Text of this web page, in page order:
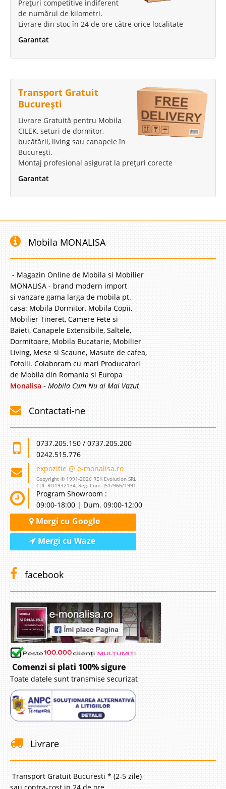
Prețuri competitive indiferent
de numărul de kilometri.
Livrare din stoc în 24 de ore către orice localitate
Garantat
Transport Gratuit
București
Livrare Gratuită pentru Mobila
CILEK, seturi de dormitor,
bucătării, living sau canapele în
București.
Montaj profesional asigurat la prețuri corecte
Garantat
Mobila MONALISA
- Magazin Online de Mobila si Mobilier
MONALISA - brand modern import
si vanzare gama larga de mobila pt.
casa: Mobila Dormitor, Mobila Copii,
Mobilier Tineret, Camere Fete si
Baieti, Canapele Extensibile, Saltele,
Dormitoare, Mobila Bucatarie, Mobilier
Living, Mese si Scaune, Masute de cafea,
Fotolii. Colaboram cu mari Producatori
de Mobila din Romania si Europa
Monalisa - Mobila Cum Nu ai Mai Vazut
Contactati-ne
0737.205.150 / 0737.205.200
0242.515.776
expozitie @ e-monalisa.ro
Copyright © 1991-2026 REK Evolution SRL
CUI: RO1932134, Reg. Com. J51/966/1991
Program Showroom :
09:00-18:00 | Dum. 09:00-12:00
Mergi cu Google
Mergi cu Waze
facebook
Comenzi si plati 100% sigure
Toate datele sunt transmise securizat
Livrare
Transport Gratuit Bucuresti * (2-5 zile)
sau contra-cost in 24 de ore